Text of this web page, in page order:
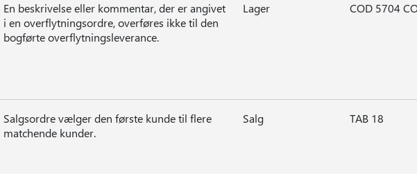
En beskrivelse eller kommentar, der er angivet
i en overflytningsordre, overføres ikke til den
bogførte overflytningsleverance.
Lager COD 5704
Salgsordre vælger den første kunde til flere
matchende kunder.
Salg TAB 18